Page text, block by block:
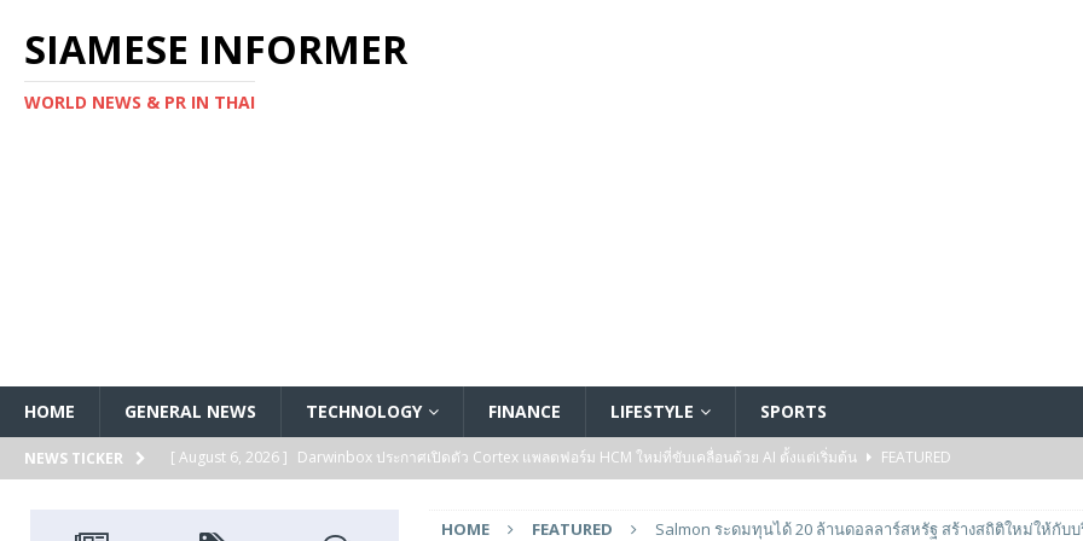
SIAMESE INFORMER
WORLD NEWS & PR IN THAI
HOME GENERAL NEWS TECHNOLOGY FINANCE LIFESTYLE SPORTS
NEWS TICKER [ August 6, 2026 ] Darwinbox ประกาศเปิดตัว Cortex แพลตฟอร์ม HCM ใหม่ที่ขับเคลื่อนด้วย AI ตั้งแต่เริ่มต้น
FEATURED
HOME FEATURED
Salmon ระดมทุนได้ 20 ล้านดอลลาร์สหรัฐ สร้างสถิติใหม่ให้กับ